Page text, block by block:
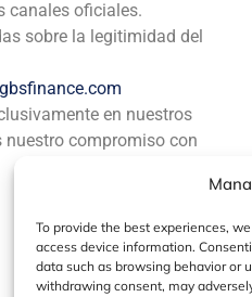
To provide the best experiences,
access device information.
data such as browsing behavior or
withdrawing consent, may
canales oficiales.
sobre la legitimidad del
en nuestros
compromiso con